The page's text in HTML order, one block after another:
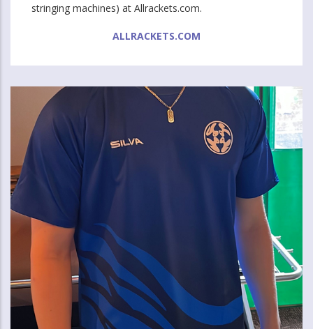
stringing machines) at Allrackets.com.
ALLRACKETS.COM